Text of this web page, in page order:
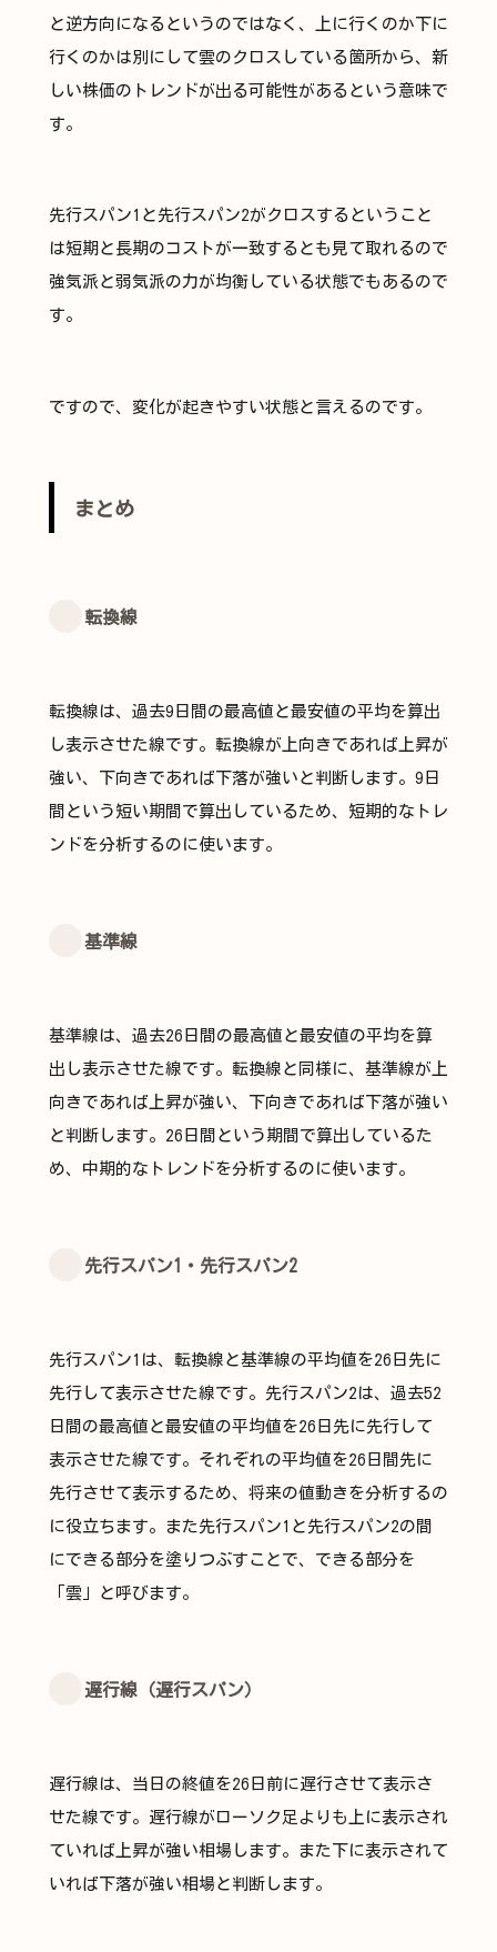
と逆方向になるというのではなく、上に行くのか下に
行くのかは別にして雲のクロスしている箇所から、新
しい株価のトレンドが出る可能性があるという意味で
す。
先行スパン1と先行スパン2がクロスするということ
は短期と長期のコストが一致するとも見て取れるので
強気派と弱気派の力が均衡している状態でもあるので
す。
ですので、変化が起きやすい状態と言えるのです。
まとめ
転換線
転換線は、過去9日間の最高値と最安値の平均を算出
し表示させた線です。転換線が上向きであれば上昇が
強い、下向きであれば下落が強いと判断します。9日
間という短い期間で算出しているため、短期的なトレ
ンドを分析するのに使います。
基準線
基準線は、過去26日間の最高値と最安値の平均を算
出し表示させた線です。転換線と同様に、基準線が上
向きであれば上昇が強い、下向きであれば下落が強い
と判断します。26日間という期間で算出しているた
め、中期的なトレンドを分析するのに使います。
先行スパン1・先行スパン2
先行スパン1は、転換線と基準線の平均値を26日先に
先行して表示させた線です。先行スパン2は、過去52
日間の最高値と最安値の平均値を26日先に先行して
表示させた線です。それぞれの平均値を26日間先に
先行させて表示するため、将来の値動きを分析するの
に役立ちます。また先行スパン1と先行スパン2の間
にできる部分を塗りつぶすことで、できる部分を
「雲」と呼びます。
遅行線（遅行スパン）
遅行線は、当日の終値を26日前に遅行させて表示さ
せた線です。遅行線がローソク足よりも上に表示され
ていれば上昇が強い相場します。また下に表示されて
いれば下落が強い相場と判断します。